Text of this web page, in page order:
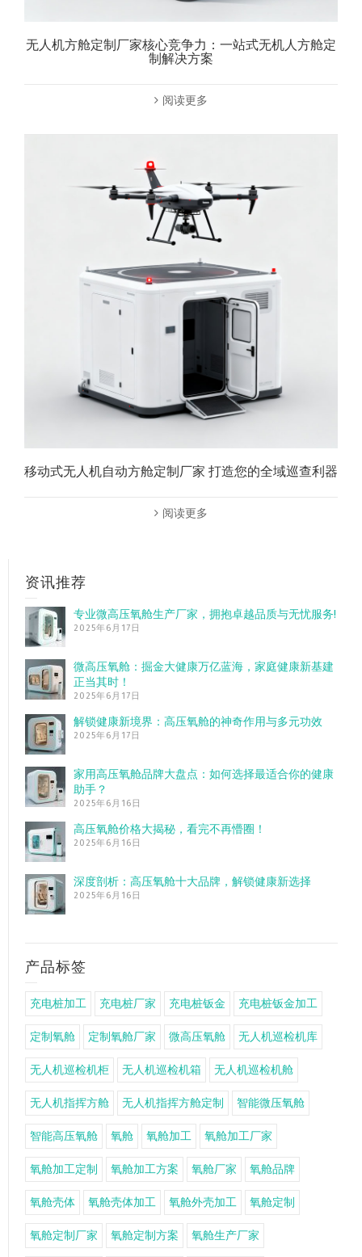
无人机方舱定制厂家核心竞争力：一站式无机人方舱定
制解决方案
阅读更多
移动式无人机自动方舱定制厂家 打造您的全域巡查利器
阅读更多
资讯推荐
专业微高压氧舱生产厂家，拥抱卓越品质与无忧服务!
2025年6月17日
微高压氧舱：掘金大健康万亿蓝海，家庭健康新基建
正当其时！
2025年6月17日
解锁健康新境界：高压氧舱的神奇作用与多元功效
2025年6月17日
家用高压氧舱品牌大盘点：如何选择最适合你的健康
助手？
2025年6月16日
高压氧舱价格大揭秘，看完不再懵圈！
2025年6月16日
深度剖析：高压氧舱十大品牌，解锁健康新选择
2025年6月16日
产品标签
充电桩加工 充电桩厂家 充电桩钣金 充电桩钣金加工
定制氧舱 定制氧舱厂家 微高压氧舱 无人机巡检机库
无人机巡检机柜 无人机巡检机箱 无人机巡检机舱
无人机指挥方舱 无人机指挥方舱定制 智能微压氧舱
智能高压氧舱 氧舱 氧舱加工 氧舱加工厂家
氧舱加工定制 氧舱加工方案 氧舱厂家 氧舱品牌
氧舱壳体 氧舱壳体加工 氧舱外壳加工 氧舱定制
氧舱定制厂家 氧舱定制方案 氧舱生产厂家